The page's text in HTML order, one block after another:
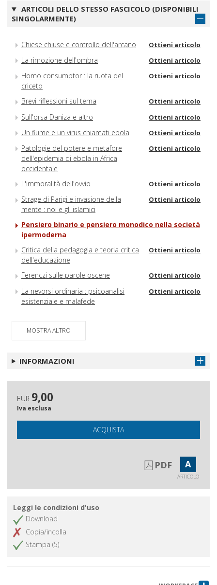
ARTICOLI DELLO STESSO FASCICOLO (DISPONIBILI
SINGOLARMENTE)
Chiese chiuse e controllo dell'arcano Ottieni articolo
La rimozione dell'ombra Ottieni articolo
Homo consumptor : la ruota del
criceto
Ottieni articolo
Brevi riflessioni sul tema Ottieni articolo
Sull'orsa Daniza e altro Ottieni articolo
Un fiume e un virus chiamati ebola Ottieni articolo
Patologie del potere e metafore
dell'epidemia di ebola in Africa
occidentale
Ottieni articolo
L'immoralità dell'ovvio Ottieni articolo
Strage di Parigi e invasione della
mente : noi e gli islamici
Ottieni articolo
Pensiero binario e pensiero monodico nella società
ipermoderna
Critica della pedagogia e teoria critica
dell'educazione
Ottieni articolo
Ferenczi sulle parole oscene Ottieni articolo
La nevorsi ordinaria : psicoanalisi
esistenziale e malafede
Ottieni articolo
MOSTRA ALTRO
INFORMAZIONI
EUR 9,00
Iva esclusa
ACQUISTA
PDF A
ARTICOLO
Leggi le condizioni d'uso
Download
Copia/incolla
Stampa (5)